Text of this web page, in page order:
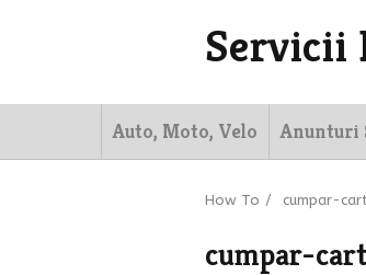
Servicii
Auto, Moto, Velo Anunturi
How To / cumpar-
cumpar-